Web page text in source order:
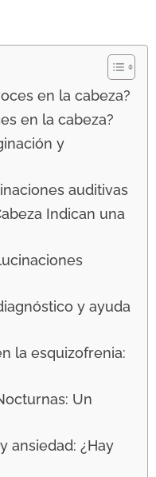
en la cabeza?
en la cabeza?
y
auditivas
Indican una
y ayuda
la esquizofrenia:
Un
ansiedad: ¿Hay